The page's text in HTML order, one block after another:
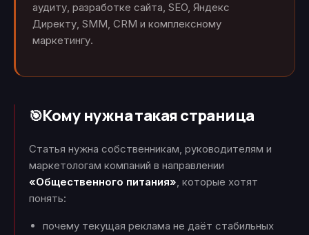
аудиту, разработке сайта, SEO, Яндекс
Директу, SMM, CRM и комплексному
маркетингу.
🎯Кому нужна такая страница
Статья нужна собственникам, руководителям и
маркетологам компаний в направлении
«Общественного питания», которые хотят
понять:
почему текущая реклама не даёт стабильных